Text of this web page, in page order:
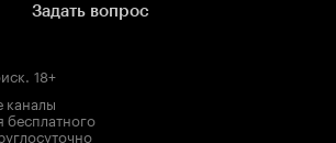
Задать вопрос
. 18+
каналы
бесплатного